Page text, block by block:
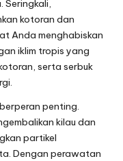
Seringkali,
kotoran dan
Anda menghabiskan
iklim tropis yang
serta serbuk
berperan penting.
kilau dan
partikel
Dengan perawatan